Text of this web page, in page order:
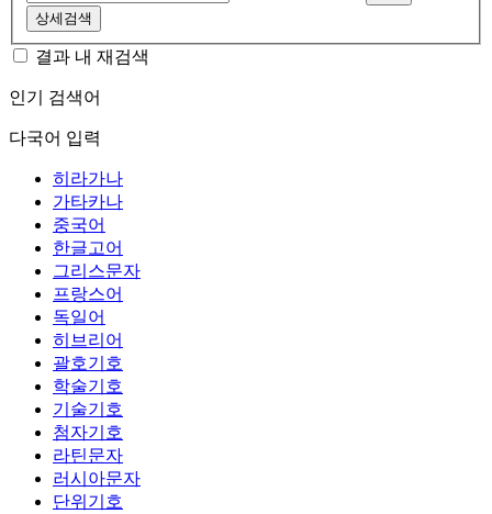
상세검색
결과 내 재검색
인기 검색어
다국어 입력
히라가나
가타카나
중국어
한글고어
그리스문자
프랑스어
독일어
히브리어
괄호기호
학술기호
기술기호
첨자기호
라틴문자
러시아문자
단위기호